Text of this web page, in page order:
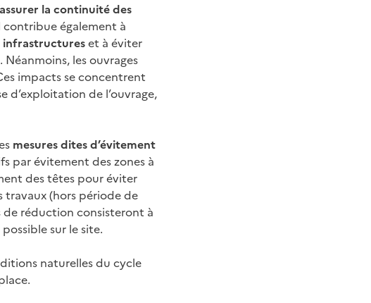
la continuité des
contribue également à
infrastructureset à éviter
les ouvrages
impacts se concentrent
d’exploitation de l’ouvrage,
mesures dites d’évitement
par évitement des zones à
des têtes pour éviter
travaux (hors période de
de réduction consisteront à
sur le site.
naturelles du cycle